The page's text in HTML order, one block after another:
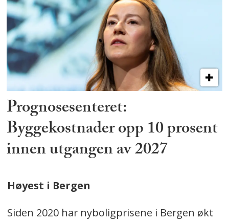
Prognosesenteret:
Byggekostnader opp 10 prosent
innen utgangen av 2027
Høyest i Bergen
Siden 2020 har nyboligprisene i Bergen økt